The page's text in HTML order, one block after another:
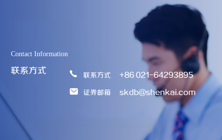
Contact Information
联系方式 联系方式 +86 021-64293895
证券邮箱 skdb@shenkai.com